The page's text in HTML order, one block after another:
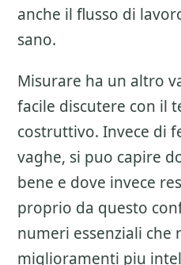
anche il flusso di
sano.
Misurare ha un altro
facile discutere con il
costruttivo. Invece di
vaghe, si puo capire
bene e dove invece
proprio da questo
numeri essenziali che
miglioramenti piu